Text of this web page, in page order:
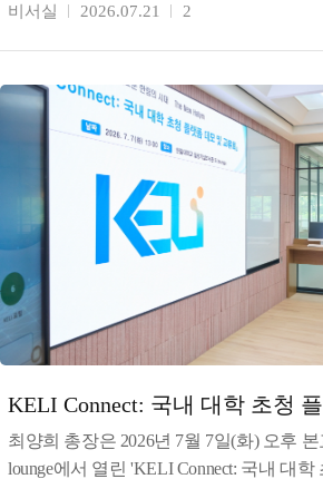
비서실 2026.07.21 2
KELI Connect: 국내 대학 초청
교류회 개최
최양희 총장은 2026년 7월 7일(화) 오후
lounge에서 열린 'KELI Connect: 국내 대